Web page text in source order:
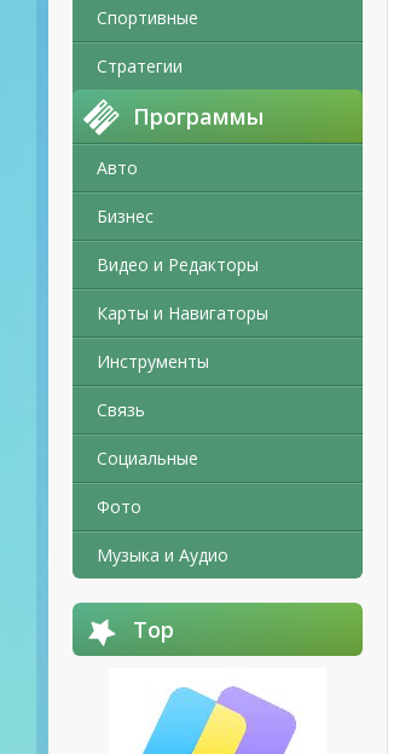
Спортивные
Стратегии
Программы
Авто
Бизнес
Видео и Редакторы
Карты и Навигаторы
Инструменты
Связь
Социальные
Фото
Музыка и Аудио
Top